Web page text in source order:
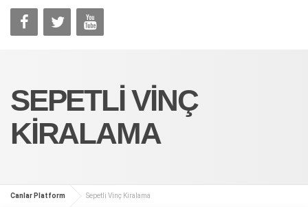
SEPETLI VINÇ
KIRALAMA
Canlar Platform Sepetli Vinç Kiralama